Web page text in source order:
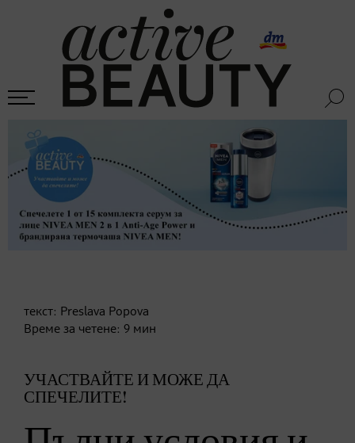
текст: Preslava Popova
Време за четене: 9 мин
УЧАСТВАЙТЕ И МОЖЕ ДА
СПЕЧЕЛИТЕ!